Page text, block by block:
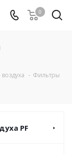
0
- Фильтры
PF